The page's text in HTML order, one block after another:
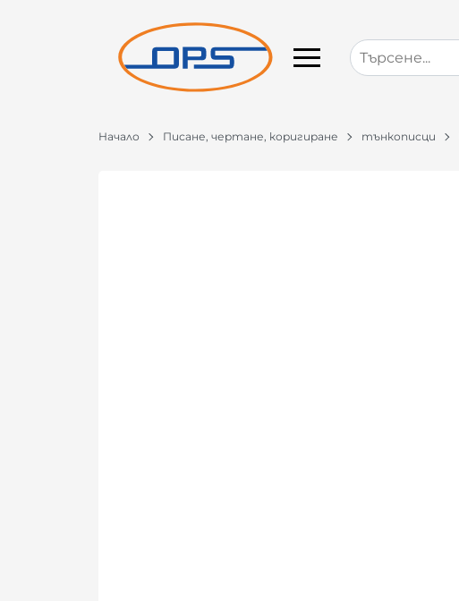
Начало Писане, чертане, коригиране тънкописци